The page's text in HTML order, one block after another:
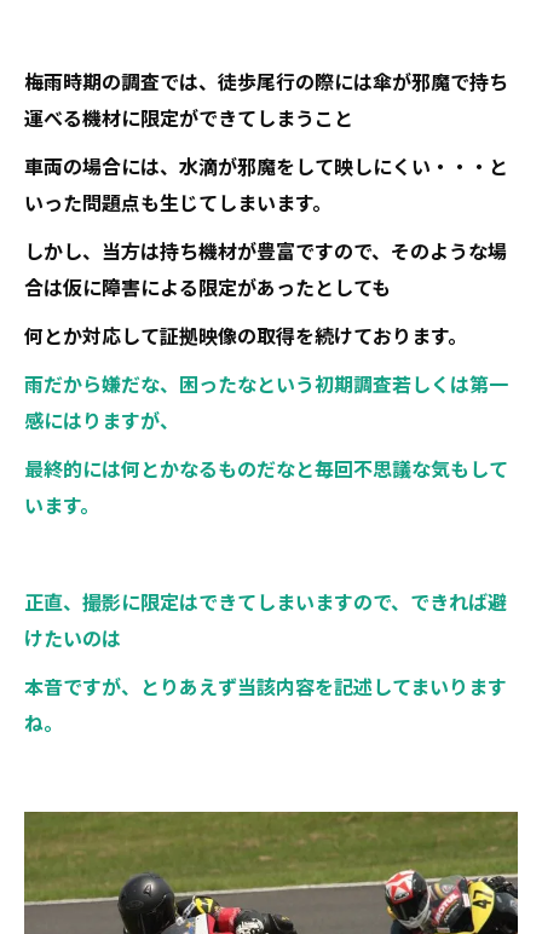
梅雨時期の調査では、徒歩尾行の際には傘が邪魔で持ち
運べる機材に限定ができてしまうこと
車両の場合には、水滴が邪魔をして映しにくい・・・と
いった問題点も生じてしまいます。
しかし、当方は持ち機材が豊富ですので、そのような場
合は仮に障害による限定があったとしても
何とか対応して証拠映像の取得を続けております。
雨だから嫌だな、困ったなという初期調査若しくは第一
感にはりますが、
最終的には何とかなるものだなと毎回不思議な気もして
います。
正直、撮影に限定はできてしまいますので、できれば避
けたいのは
本音ですが、とりあえず当該内容を記述してまいります
ね。